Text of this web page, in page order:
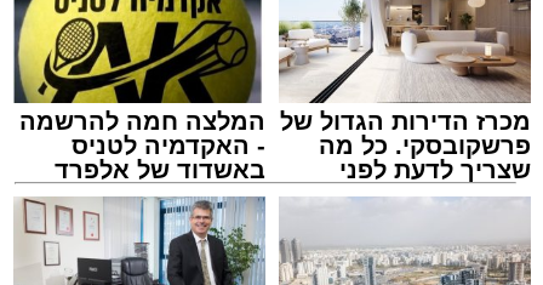
ארכיון משטרה
מכרז הדירות הגדול של
פרשקובסקי. כל מה
שצריך לדעת לפני
שמגישים הצעה לדירה
המלצה חמה להרשמה
- האקדמיה לטניס
באשדוד של אלפרד
קריאולנסקי - לילדים